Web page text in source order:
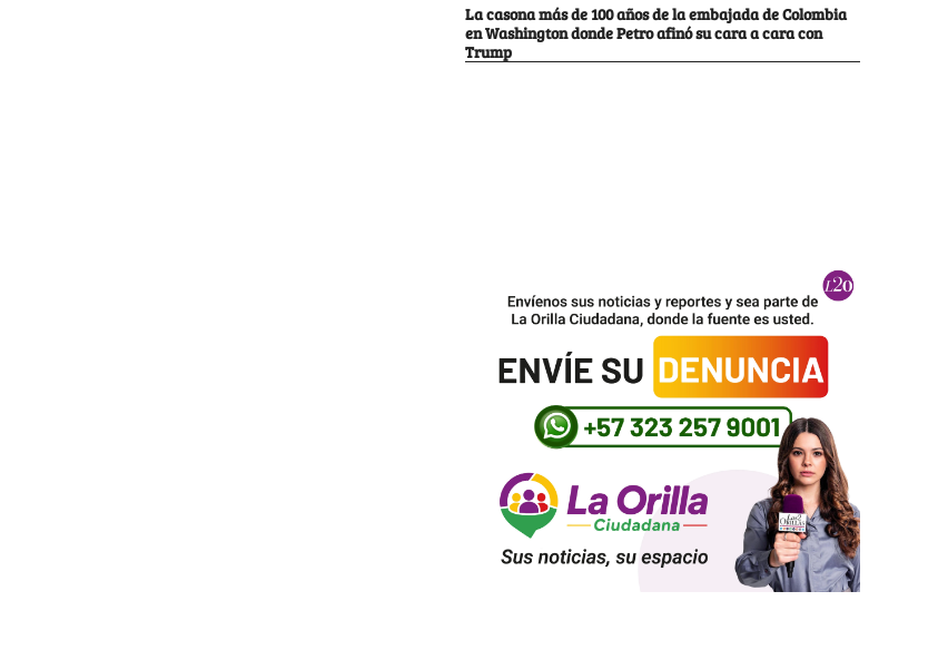
La casona más de 100 años de la embajada de Colombia
en Washington donde Petro afinó su cara a cara con
Trump